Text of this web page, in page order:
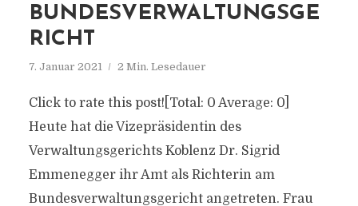
BUNDESVERWALTUNGSGE
RICHT
7. Januar 2021 2 Min. Lesedauer
Click to rate this post![Total: 0 Average: 0]
Heute hat die Vizepräsidentin des
Verwaltungsgerichts Koblenz Dr. Sigrid
Emmenegger ihr Amt als Richterin am
Bundesverwaltungsgericht angetreten. Frau